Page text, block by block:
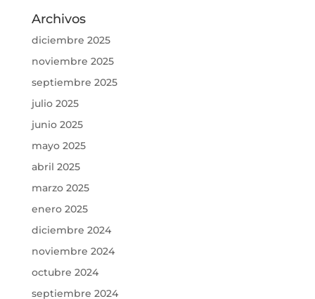
Archivos
diciembre 2025
noviembre 2025
septiembre 2025
julio 2025
junio 2025
mayo 2025
abril 2025
marzo 2025
enero 2025
diciembre 2024
noviembre 2024
octubre 2024
septiembre 2024